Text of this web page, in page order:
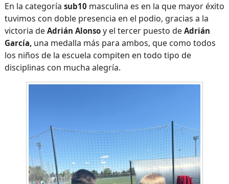
En la categoría sub10 masculina es en la que mayor éxito
tuvimos con doble presencia en el podio, gracias a la
victoria de Adrián Alonsoy el tercer puesto de Adrián
García,una medalla más para ambos, que como todos
los niños de la escuela compiten en todo tipo de
disciplinas con mucha alegría.